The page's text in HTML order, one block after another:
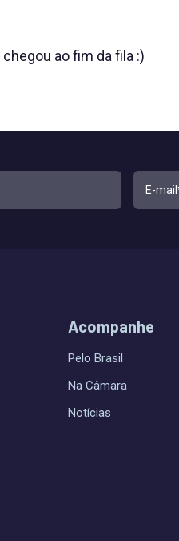
ao fim da fila :)
Acompanhe
Pelo Brasil
Na Câmara
Notícias